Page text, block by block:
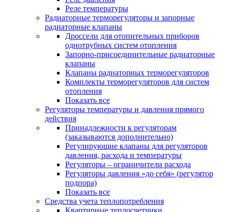
Реле температуры
Радиаторные терморегуляторы и запорные
радиаторные клапаны
Дроссели для отопительных приборов
однотрубных систем отопления
Запорно-присоединительные радиаторные
клапаны
Клапаны радиаторных терморегуляторов
Комплекты терморегуляторов для систем
отопления
Показать все
Регуляторы температуры и давления прямого
действия
Принадлежности к регуляторам
(заказываются дополнительно)
Регулирующие клапаны для регуляторов
давления, расхода и температуры
Регуляторы – ограничители расхода
Регуляторы давления «до себя» (регулятор
подпора)
Показать все
Средства учета теплопотребления
Квартирные теплосчетчики